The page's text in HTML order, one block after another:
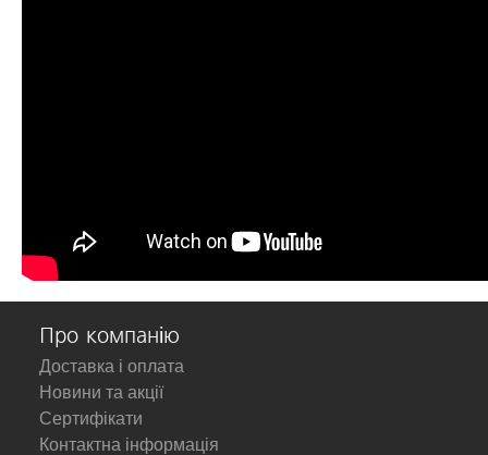
Про компанію
Доставка і оплата
Новини та акції
Сертифікати
Контактна інформація